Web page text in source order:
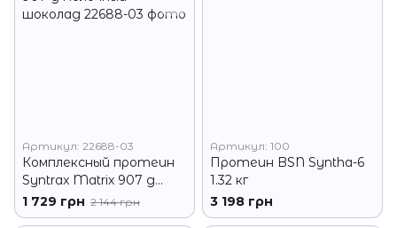
Артикул: 22688-03
Комплексный протеин
Syntrax Matrix 907 g
молочный шоколад
1 729 грн 2 144 грн
Артикул: 100
Протеин BSN Syntha-6
1.32 кг
3 198 грн